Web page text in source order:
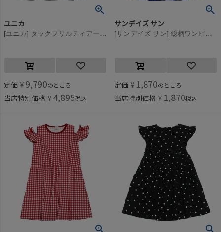
ユニカ
定価 ¥ 9,790のところ
当店特別価格 ¥ 4,895税込
サンデイズ サン
定価 ¥ 1,870のところ
当店特別価格 ¥ 1,870税込